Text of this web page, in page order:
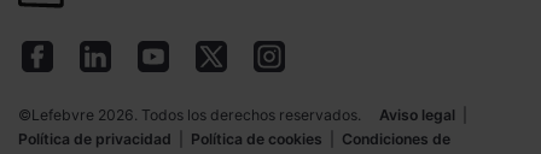
©Lefebvre 2026. Todos los derechos reservados. Aviso legal
Política de privacidad
Política de cookies
Condiciones de